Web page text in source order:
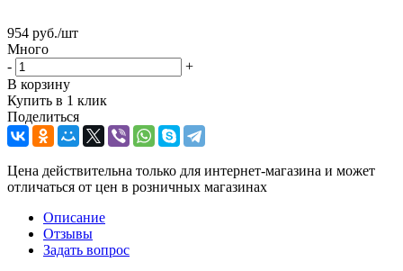
954 руб./шт
Много
-
+
В корзину
Купить в 1 клик
Поделиться
Цена действительна только для интернет-магазина и может
отличаться от цен в розничных магазинах
Описание
Отзывы
Задать вопрос